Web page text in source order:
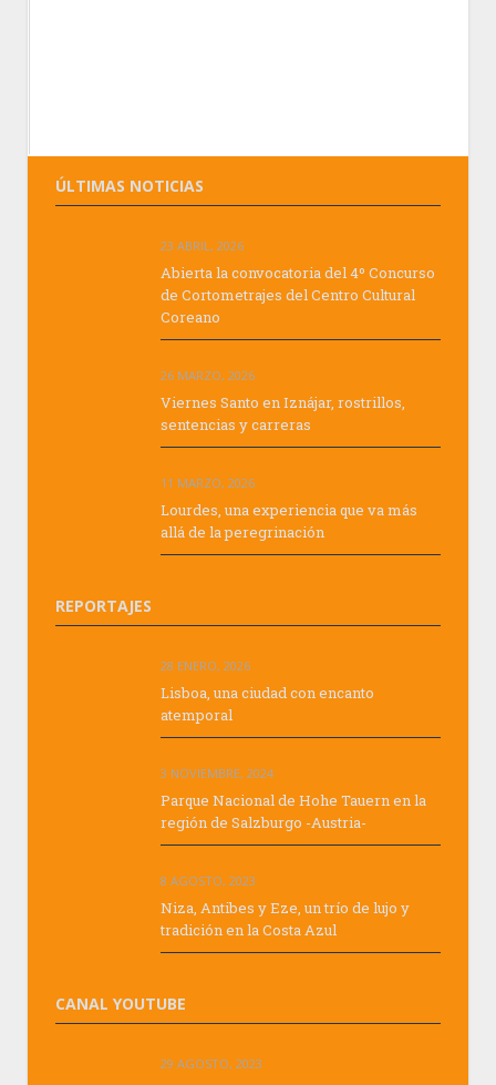
ÚLTIMAS NOTICIAS
23 ABRIL, 2026
Abierta la convocatoria del 4º Concurso
de Cortometrajes del Centro Cultural
Coreano
26 MARZO, 2026
Viernes Santo en Iznájar, rostrillos,
sentencias y carreras
11 MARZO, 2026
Lourdes, una experiencia que va más
allá de la peregrinación
REPORTAJES
28 ENERO, 2026
Lisboa, una ciudad con encanto
atemporal
3 NOVIEMBRE, 2024
Parque Nacional de Hohe Tauern en la
región de Salzburgo -Austria-
8 AGOSTO, 2023
Niza, Antibes y Eze, un trío de lujo y
tradición en la Costa Azul
CANAL YOUTUBE
29 AGOSTO, 2023